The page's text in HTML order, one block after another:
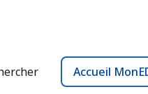
Accueil